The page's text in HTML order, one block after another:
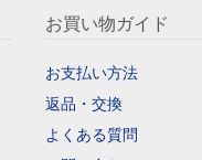
お買い物ガイド
お支払い方法
返品・交換
よくある質問